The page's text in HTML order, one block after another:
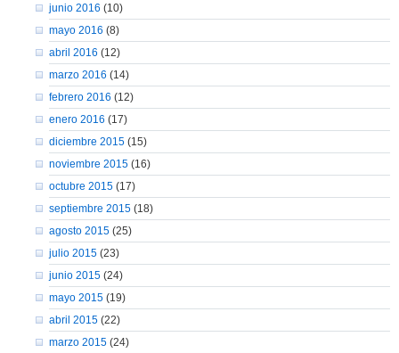
junio 2016 (10)
mayo 2016 (8)
abril 2016 (12)
marzo 2016 (14)
febrero 2016 (12)
enero 2016 (17)
diciembre 2015(15)
noviembre 2015(16)
octubre 2015(17)
septiembre 2015(18)
agosto 2015(25)
julio 2015(23)
junio 2015(24)
mayo 2015(19)
abril 2015(22)
marzo 2015(24)